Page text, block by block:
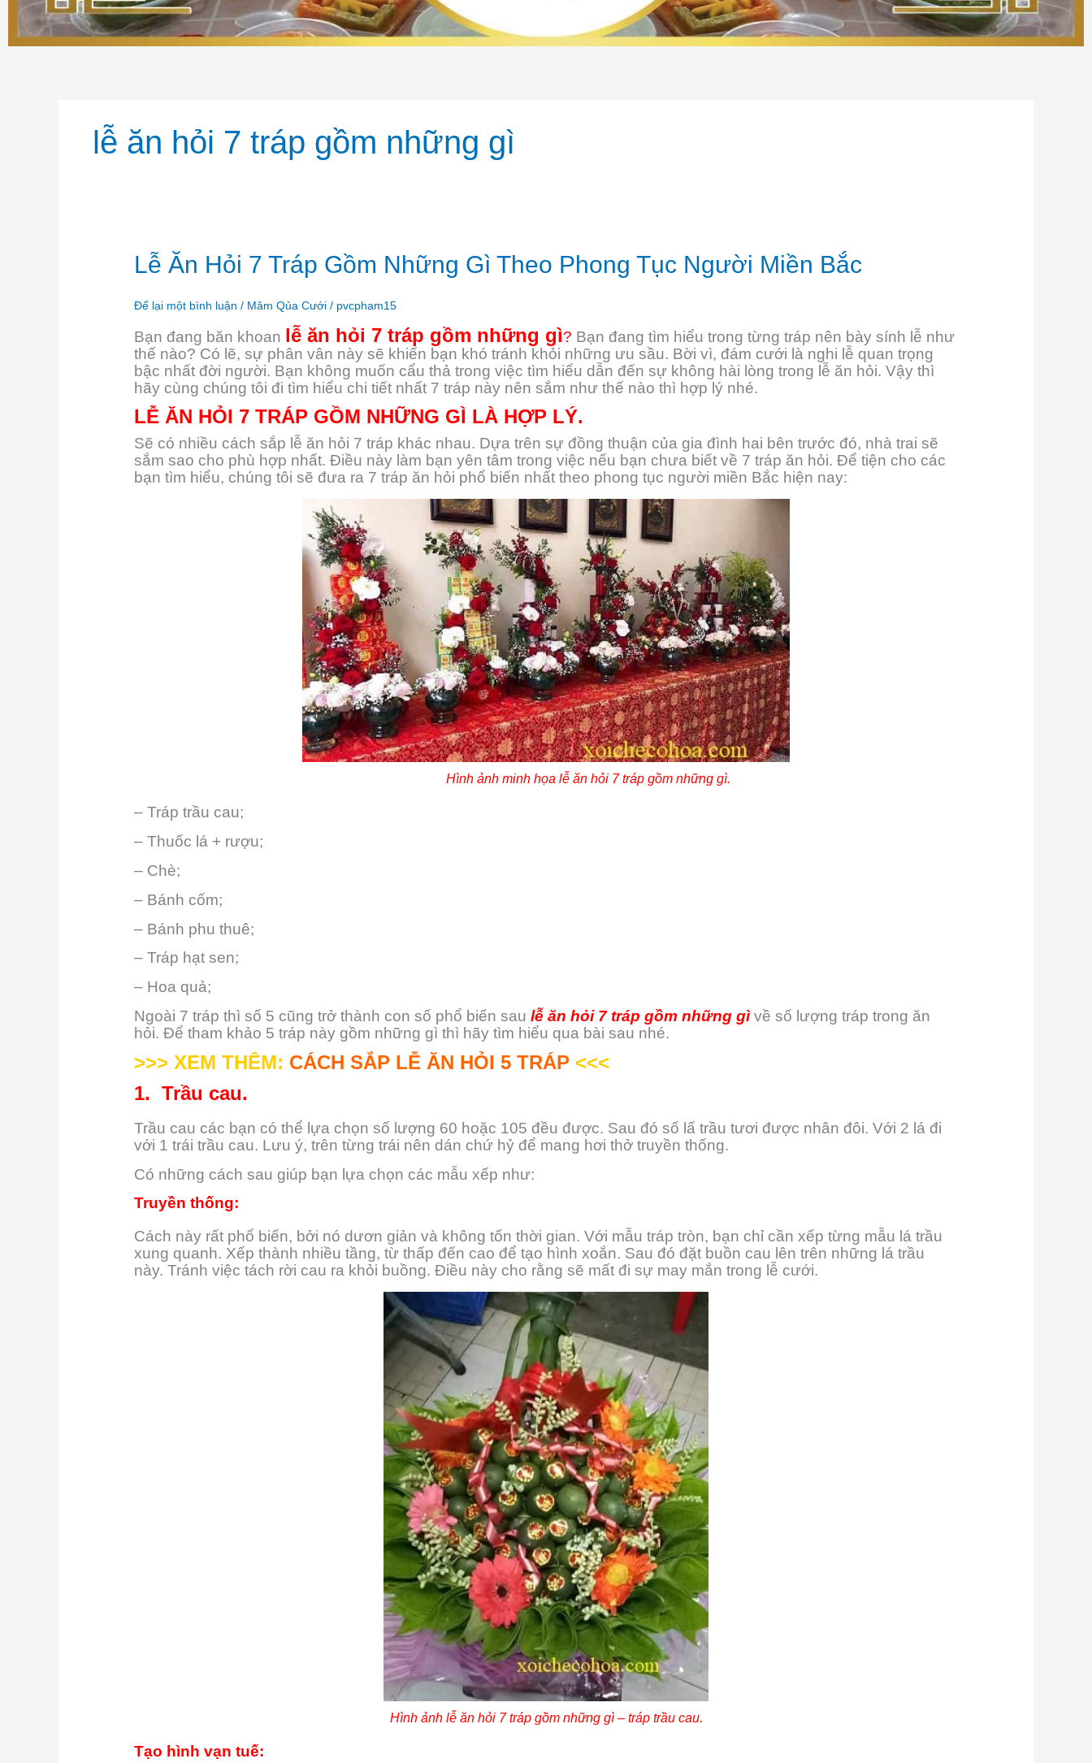
lễ ăn hỏi 7 tráp gồm những gì
Lễ Ăn Hỏi 7 Tráp Gồm Những Gì Theo Phong Tục Người Miền Bắc
Để lại một bình luận / Mâm Qủa Cưới / pvcpham15
Bạn đang băn khoan lễ ăn hỏi 7 tráp gồm những gì? Bạn đang tìm hiểu trong từng tráp nên bày sính lễ như
thế nào? Có lẽ, sự phân vân này sẽ khiến bạn khó tránh khỏi những ưu sầu. Bời vì, đám cưới là nghi lễ quan trọng
bậc nhất đời người. Bạn không muốn cẩu thả trong việc tìm hiểu dẫn đến sự không hài lòng trong lễ ăn hỏi. Vậy thì
hãy cùng chúng tôi đi tìm hiểu chi tiết nhất 7 tráp này nên sắm như thế nào thì hợp lý nhé.
LỄ ĂN HỎI 7 TRÁP GỒM NHỮNG GÌ LÀ HỢP LÝ.
Sẽ có nhiều cách sắp lễ ăn hỏi 7 tráp khác nhau. Dựa trên sự đồng thuận của gia đình hai bên trước đó, nhà trai sẽ
sắm sao cho phù hợp nhất. Điều này làm bạn yên tâm trong việc nếu bạn chưa biết về 7 tráp ăn hỏi. Để tiện cho các
bạn tìm hiểu, chúng tôi sẽ đưa ra 7 tráp ăn hỏi phổ biến nhất theo phong tục người miền Bắc hiện nay:
Hình ảnh minh họa lễ ăn hỏi 7 tráp gồm những gì.
– Tráp trầu cau;
– Thuốc lá + rượu;
– Chè;
– Bánh cốm;
– Bánh phu thuê;
– Tráp hạt sen;
– Hoa quả;
Ngoài 7 tráp thì số 5 cũng trở thành con số phổ biến saulễ ăn hỏi 7 tráp gồm những gì về số lượng tráp trong ăn
hỏi. Để tham khảo 5 tráp này gồm những gì thì hãy tìm hiểu qua bài sau nhé.
>>> XEM THÊM: CÁCH SẮP LỄ ĂN HỎI 5 TRÁP <<<
1. Trầu cau.
Trầu cau các bạn có thể lựa chọn số lượng 60 hoặc 105 đều được. Sau đó số lấ trầu tươi được nhân đôi. Với 2 lá đi
với 1 trái trầu cau. Lưu ý, trên từng trái nên dán chứ hỷ để mang hơi thở truyền thống.
Có những cách sau giúp bạn lựa chọn các mẫu xếp như:
Truyền thống:
Cách này rất phổ biến, bởi nó dươn giản và không tốn thời gian. Với mẫu tráp tròn, bạn chỉ cần xếp từng mẫu lá trầu
xung quanh. Xếp thành nhiều tầng, từ thấp đến cao để tạo hình xoắn. Sau đó đặt buồn cau lên trên những lá trầu
này.Tránh việc tách rời cau ra khỏi buồng. Điều này cho rằng sẽ mất đi sự may mắn trong lễ cưới.
Hình ảnh lễ ăn hỏi 7 tráp gồm những gì – tráp trầu cau.
Tạo hình vạn tuế:
Lễ
Ăn
7
Gồm
Những
Gì
Theo
Tục
Miền
Bắc